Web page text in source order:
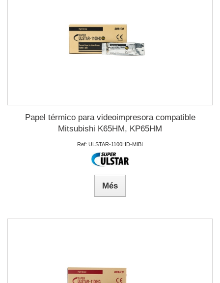
Papel térmico para videoimpresora compatible
Mitsubishi K65HM, KP65HM
Ref: ULSTAR-1100HD-MIBI
Més